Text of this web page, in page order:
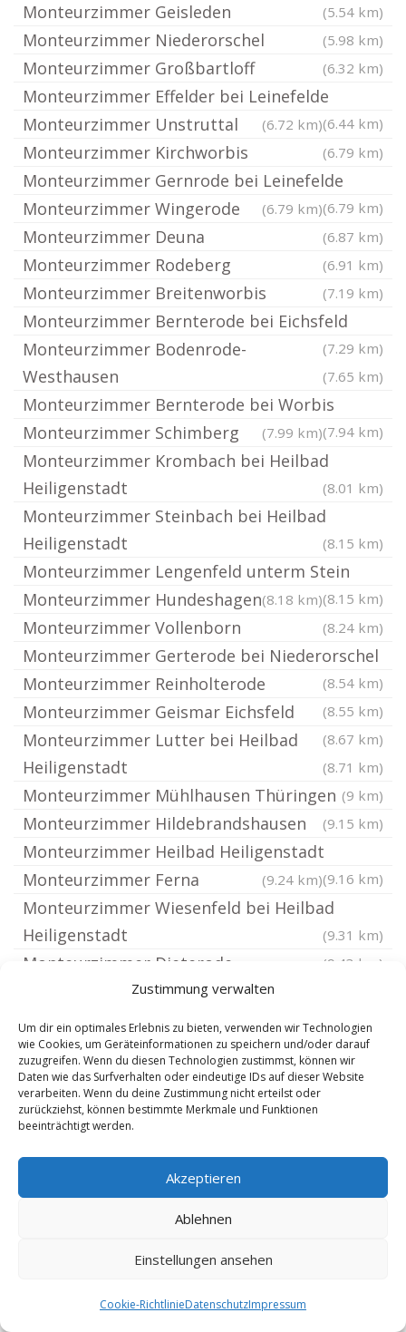
Zustimmung verwalten
Um dir ein optimales Erlebnis zu bieten, verwenden wir Technologien
wie Cookies, um Geräteinformationen zu speichern und/oder darauf
zuzugreifen. Wenn du diesen Technologien zustimmst, können wir
Daten wie das Surfverhalten oder eindeutige IDs auf dieser Website
verarbeiten. Wenn du deine Zustimmung nicht erteilst oder
zurückziehst, können bestimmte Merkmale und Funktionen
beeinträchtigt werden.
Akzeptieren
Ablehnen
Einstellungen ansehen
Cookie-RichtlinieDatenschutzImpressum
Monteurzimmer Geisleden (5.54 km)
Monteurzimmer Niederorschel (5.98 km)
Monteurzimmer Großbartloff (6.32 km)
Monteurzimmer Effelder bei Leinefelde
(6.44 km)
Monteurzimmer Unstruttal (6.72 km)
Monteurzimmer Kirchworbis (6.79 km)
Monteurzimmer Gernrode bei Leinefelde
(6.79 km)
Monteurzimmer Wingerode (6.79 km)
Monteurzimmer Deuna (6.87 km)
Monteurzimmer Rodeberg (6.91 km)
Monteurzimmer Breitenworbis (7.19 km)
Monteurzimmer Bernterode bei Eichsfeld
(7.29 km)
Monteurzimmer Bodenrode-
Westhausen
(7.65 km)
Monteurzimmer Bernterode bei Worbis
(7.94 km)
Monteurzimmer Schimberg (7.99 km)
Monteurzimmer Krombach bei Heilbad
Heiligenstadt
(8.01 km)
Monteurzimmer Steinbach bei Heilbad
Heiligenstadt
(8.15 km)
Monteurzimmer Lengenfeld unterm Stein
(8.15 km)
Monteurzimmer Hundeshagen(8.18 km)
Monteurzimmer Vollenborn (8.24 km)
Monteurzimmer Gerterode bei Niederorschel
(8.54 km)
Monteurzimmer Reinholterode
(8.55 km)
Monteurzimmer Geismar Eichsfeld
(8.67 km)
Monteurzimmer Lutter bei Heilbad
Heiligenstadt
(8.71 km)
Monteurzimmer Mühlhausen Thüringen (9 km)
Monteurzimmer Hildebrandshausen (9.15 km)
Monteurzimmer Heilbad Heiligenstadt
(9.16 km)
Monteurzimmer Ferna (9.24 km)
Monteurzimmer Wiesenfeld bei Heilbad
Heiligenstadt
(9.31 km)
Monteurzimmer Dieterode (9.43 km)
Monteurzimmer Katharinenberg
Monteurzimmer Buhla (9.5 km)
Monteurzimmer Schwobfeld (9.64 km)
Monteurzimmer Rehungen (9.78 km)
Monteurzimmer Sickerode
Monteurzimmer Menteroda
Monteurzimmer Eichstruth (10.15 km)
Monteurzimmer Tastungen
Monteurzimmer Heyerode Thüringen
Monteurzimmer Teistungen
Monteurzimmer Uder